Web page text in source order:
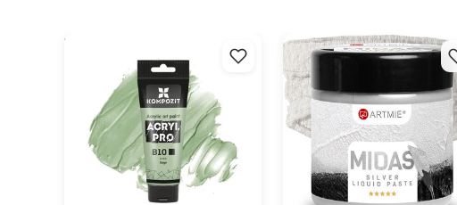
Pastelna akrilna boja ACRYL
PRO ART Kompozit 75 ml
Tekuća metalik pasta ARTMIE
MIDAS srebrna